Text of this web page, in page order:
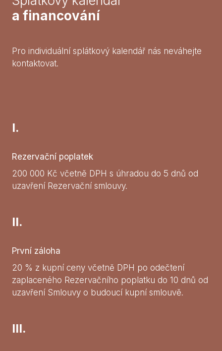
a financování
Pro individuální splátkový kalendář nás neváhejte
kontaktovat.
I.
Rezervační poplatek
200 000 Kč včetně DPH s úhradou do 5 dnů od
uzavření Rezervační smlouvy.
II.
První záloha
20 % z kupní ceny včetně DPH po odečtení
zaplaceného Rezervačního poplatku do 10 dnů od
uzavření Smlouvy o budoucí kupní smlouvě.
III.